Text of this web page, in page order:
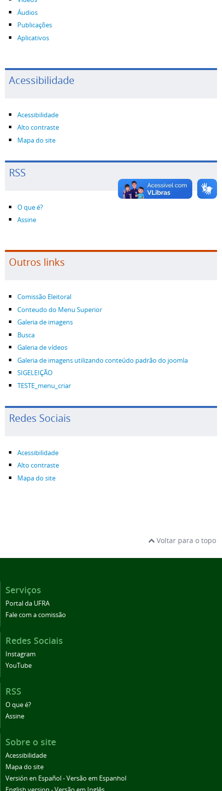
Áudios
Publicações
Aplicativos
Acessibilidade
Acessibilidade
Alto contraste
Mapa do site
RSS
O que é?
Assine
Outros links
Comissão Eleitoral
Conteudo do Menu Superior
Galeria de imagens
Busca
Galeria de vídeos
Galeria de imagens utilizando conteúdo padrão do joomla
SIGELEIÇÃO
TESTE_menu_criar
Redes Sociais
Acessibilidade
Alto contraste
Mapa do site
Voltar para o topo
Serviços
Portal da UFRA
Fale com a comissão
Redes Sociais
Instagram
YouTube
RSS
O que é?
Assine
Sobre o site
Acessibilidade
Mapa do site
Versión en Español - Versão em Espanhol